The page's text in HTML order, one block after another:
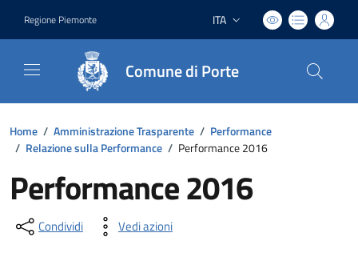
Regione Piemonte Lingua attiva:
ITA
Comune di Porte
Home / Amministrazione Trasparente / Performance
/ Relazione sulla Performance / Performance 2016
Performance 2016
Condividi Vedi azioni